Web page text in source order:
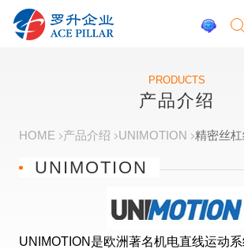
PRODUCTS
产品介绍
HOME 产品介绍 UNIMOTION 精密丝
UNIMOTION
UNIMOTION 是欧洲著名机电直线运动